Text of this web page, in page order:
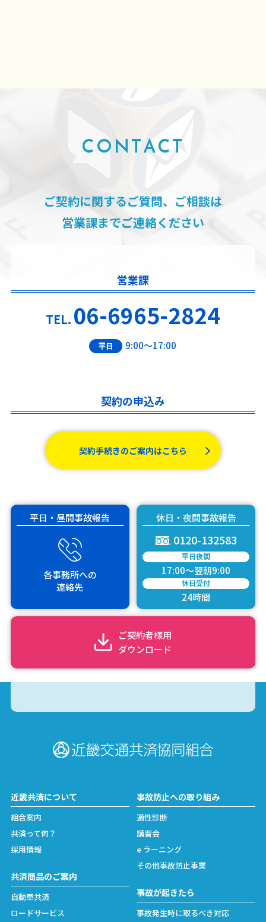
CONTACT
ご契約に関するご質問、ご相談は
営業課までご連絡ください
営業課
TEL. 06-6965-2824
平日 9:00～17:00
契約の申込み
契約手続きのご案内はこちら
平日・昼間事故報告
各事務所への
連絡先
休日・夜間事故報告
0120-132583
平日夜間
17:00～翌朝9:00
休日受付
24時間
ご契約者様用
ダウンロード
近畿共済について
組合案内
共済って何？
採用情報
共済商品のご案内
自動車共済
ロードサービス
事故防止への取り組み
適性診断
講習会
e ラーニング
その他事故防止事業
事故が起きたら
事故発生時に取るべき対応